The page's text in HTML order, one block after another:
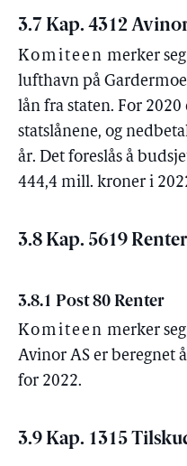
3.7 Kap. 4312
Komiteen merker
lufthavn på
lån fra staten. For
statslånene, og
år. Det foreslås å
444,4 mill. kroner i
3.8 Kap. 5619
3.8.1 Post 80 Renter
Komiteen merker
Avinor AS er beregnet
for 2022.
3.9 Kap. 1315